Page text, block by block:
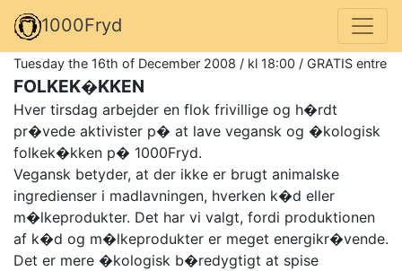
1000Fryd
Tuesday the 16th of December 2008 / kl 18:00 / GRATIS entre
FOLKEK�KKEN
Hver tirsdag arbejder en flok frivillige og h�rdt
pr�vede aktivister p� at lave vegansk og �kologisk
folkek�kken p� 1000Fryd.
Vegansk betyder, at der ikke er brugt animalske
ingredienser i madlavningen, hverken k�d eller
m�lkeprodukter. Det har vi valgt, fordi produktionen
af k�d og m�lkeprodukter er meget energikr�vende.
Det er mere �kologisk b�redygtigt at spise